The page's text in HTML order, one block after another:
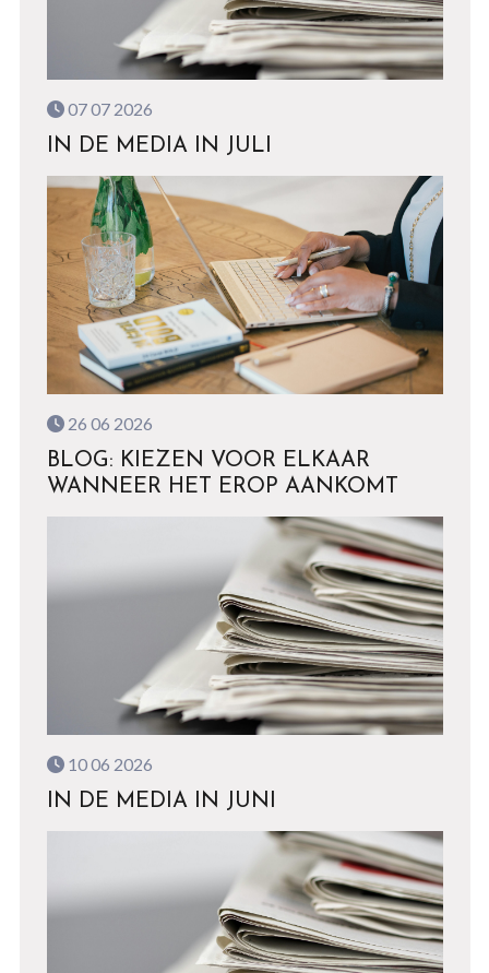
07 07 2026
IN DE MEDIA IN JULI
26 06 2026
BLOG: KIEZEN VOOR ELKAAR
WANNEER HET EROP AANKOMT
10 06 2026
IN DE MEDIA IN JUNI